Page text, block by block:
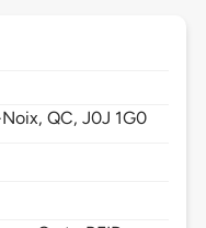
Noix,QC,J0J 1G0